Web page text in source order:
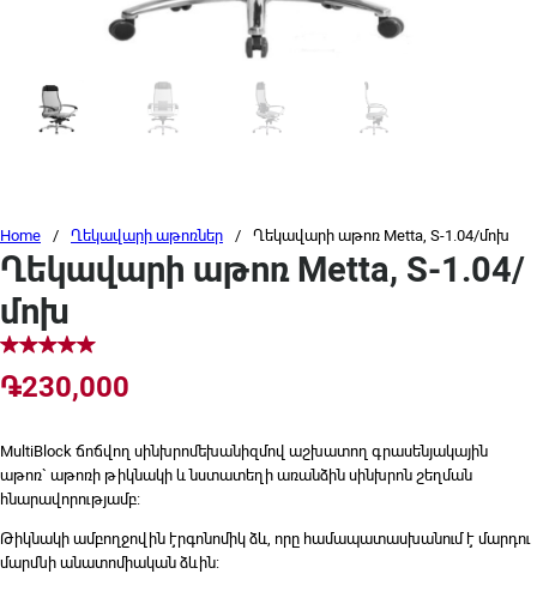
Home / Ղեկավարի աթոռներ / Ղեկավարի աթոռ Metta, S-1.04/մոխ
Ղեկավարի աթոռ Metta, S-1.04/
մոխ
֏230,000
MultiBlock ճոճվող սինխրոմեխանիզմով աշխատող գրասենյակային
աթոռ` աթոռի թիկնակի և նստատեղի առանձին սինխրոն շեղման
հնարավորությամբ:
Թիկնակի ամբողջովին էրգոնոմիկ ձև, որը համապատասխանում է մարդու
մարմնի անատոմիական ձևին: